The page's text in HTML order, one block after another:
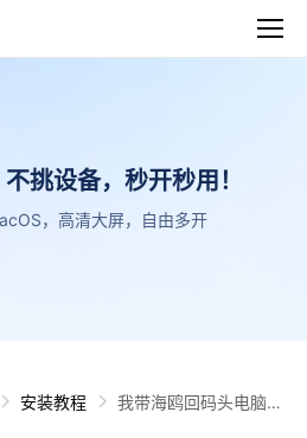
挑设备，秒开秒用！
，高清大屏，自由多开
安装教程
我带海鸥回码头电脑版